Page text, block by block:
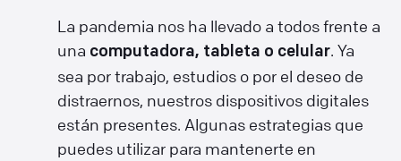
La pandemia nos ha llevado a todos frente a
una computadora, tableta o celular. Ya
sea por trabajo, estudios o por el deseo de
distraernos, nuestros dispositivos digitales
están presentes. Algunas estrategias que
puedes utilizar para mantenerte en